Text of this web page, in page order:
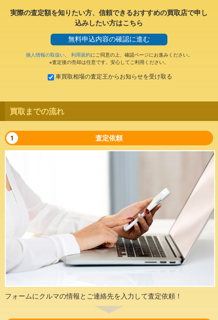
実際の査定額を知りたい方、信頼できるおすすめの買取店で申し
込みしたい方はこちら
無料申込内容の確認に進む
個人情報の取扱い、 利用規約にご同意の上、確認ページにお進みください。
※査定後の売却は任意です。安心してご利用ください。
車買取相場の査定王からお知らせを受け取る
買取までの流れ
1 査定依頼
フォームにクルマの情報とご連絡先を入力して査定依頼！